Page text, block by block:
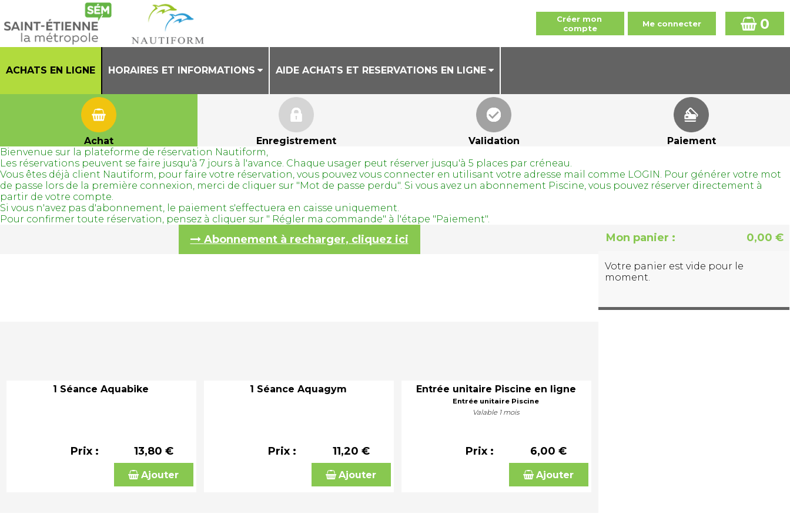
0
ACHATS EN LIGNE HORAIRES ET INFORMATIONS
PRESENTATION
HORAIRES CENTRE AQUATIQUE
REGLEMENT INTERIEUR
TENUES AUTORISEES
AIDE ACHATS ET RESERVATIONS EN LIGNE
CONDITIONS GENERALES DE VENTE
AIDE ACHAT DE BILLETS EN LIGNE
Achat Enregistrement Validation
Paiement
Bienvenue sur la plateforme de réservation Nautiform,
Les réservations peuvent se faire jusqu'à 7 jours à l'avance. Chaque usager peut réserver jusqu'à 5 places par créneau.
Vous êtes déjà client Nautiform, pour faire votre réservation, vous pouvez vous connecter en utilisant votre adresse mail comme LOGIN. Pour générer votre mot
de passe lors de la première connexion, merci de cliquer sur "Mot de passe perdu". Si vous avez un abonnement Piscine, vous pouvez réserver directement à
partir de votre compte.
Si vous n'avez pas d'abonnement, le paiement s'effectuera en caisse uniquement.
Pour confirmer toute réservation, pensez à cliquer sur " Régler ma commande" à l'étape "Paiement".
Abonnement à recharger, cliquez ici
1 Séance Aquabike
Prix : 13,80 €
Ajouter
1 Séance Aquagym
Prix : 11,20 €
Ajouter
Entrée unitaire Piscine en ligne
Entrée unitaire Piscine
Valable 1 mois
Prix : 6,00 €
Ajouter
Mon panier : 0,00 €
Votre panier est vide pour le
moment.